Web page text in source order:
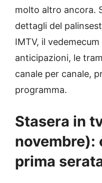
molto altro ancora.
dettagli del
IMTV, il
anticipazioni, le
canale per canale,
programma.
Stasera in
novembre):
prima